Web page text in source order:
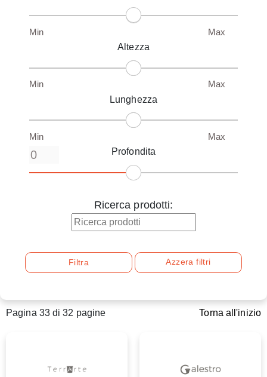
Altezza
Min Max
Lunghezza
Min Max
Profondita
Min Max
Ricerca prodotti:
Filtra Azzera filtri
Pagina 33 di 32 pagine Torna all'inizio